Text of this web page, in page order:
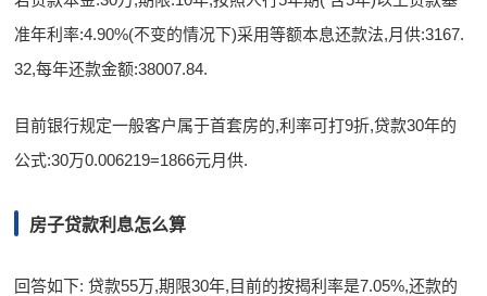
准年利率:4.90%(不变的情况下)采用等额本息还款法,月供:3167.
32,每年还款金额:38007.84.
目前银行规定一般客户属于首套房的,利率可打9折,贷款30年的
公式:30万0.006219=1866元月供.
房子贷款利息怎么算
回答如下: 贷款55万,期限30年,目前的按揭利率是7.05%,还款的